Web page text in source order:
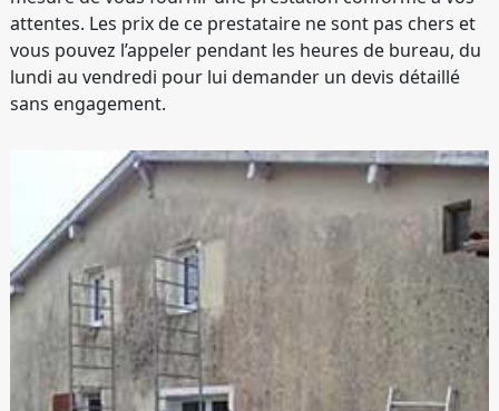
attentes. Les prix de ce prestataire ne sont pas chers et
vous pouvez l’appeler pendant les heures de bureau, du
lundi au vendredi pour lui demander un devis détaillé
sans engagement.